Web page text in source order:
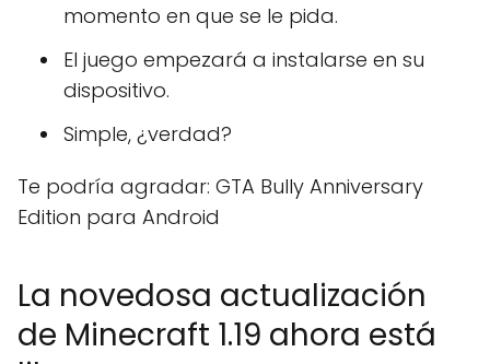
momento en que se le pida.
El juego empezará a instalarse en su
dispositivo.
Simple, ¿verdad?
Te podría agradar: GTA Bully Anniversary
Edition para Android
La novedosa actualización
de Minecraft 1.19 ahora está